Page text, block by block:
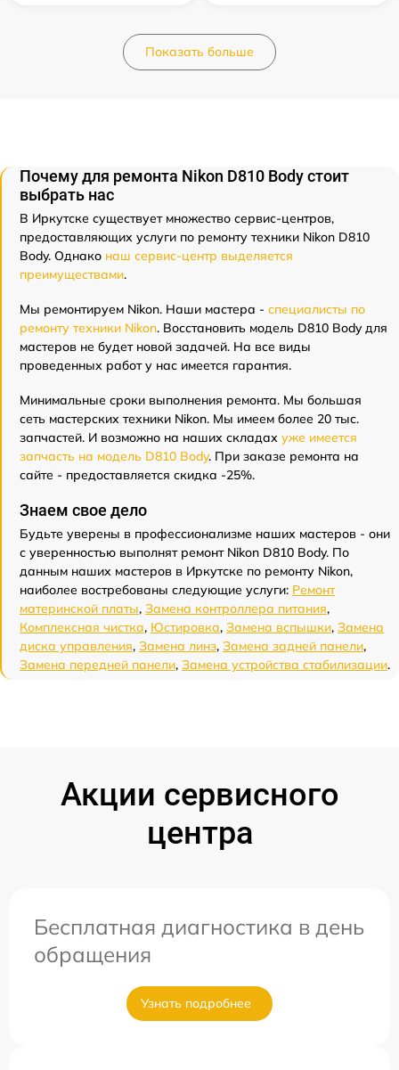
Показать больше
Почему для ремонта Nikon D810 Body стоит
выбрать нас
В Иркутске существует множество сервис-центров,
предоставляющих услуги по ремонту техники Nikon D810
Body. Однако наш сервис-центр выделяется
преимуществами.
Мы ремонтируем Nikon. Наши мастера - специалисты по
ремонту техники Nikon. Восстановить модель D810 Body для
мастеров не будет новой задачей. На все виды
проведенных работ у нас имеется гарантия.
Минимальные сроки выполнения ремонта. Мы большая
сеть мастерских техники Nikon. Мы имеем более 20 тыс.
запчастей. И возможно на наших складах уже имеется
запчасть на модель D810 Body. При заказе ремонта на
сайте - предоставляется скидка -25%.
Знаем свое дело
Будьте уверены в профессионализме наших мастеров - они
с уверенностью выполнят ремонт Nikon D810 Body. По
данным наших мастеров в Иркутске по ремонту Nikon,
наиболее востребованы следующие услуги: Ремонт
материнской платы, Замена контроллера питания,
Комплексная чистка, Юстировка, Замена вспышки, Замена
диска управления, Замена линз, Замена задней панели,
Замена передней панели, Замена устройства стабилизации.
Акции сервисного
центра
Бесплатная диагностика в день
обращения
Узнать подробнее